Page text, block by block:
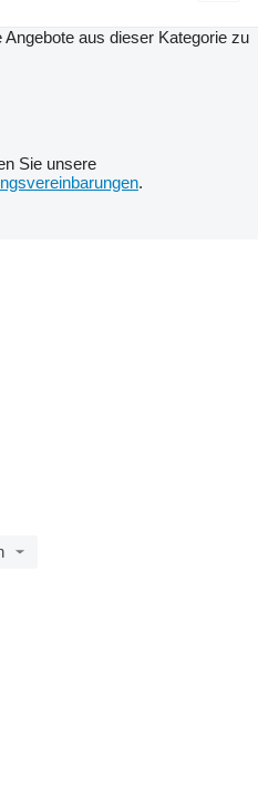
aus dieser Kategorie zu
Sie unsere
.